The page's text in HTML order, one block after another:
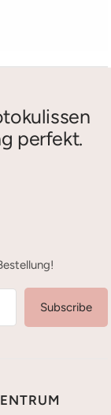
perfekt.
Subscribe